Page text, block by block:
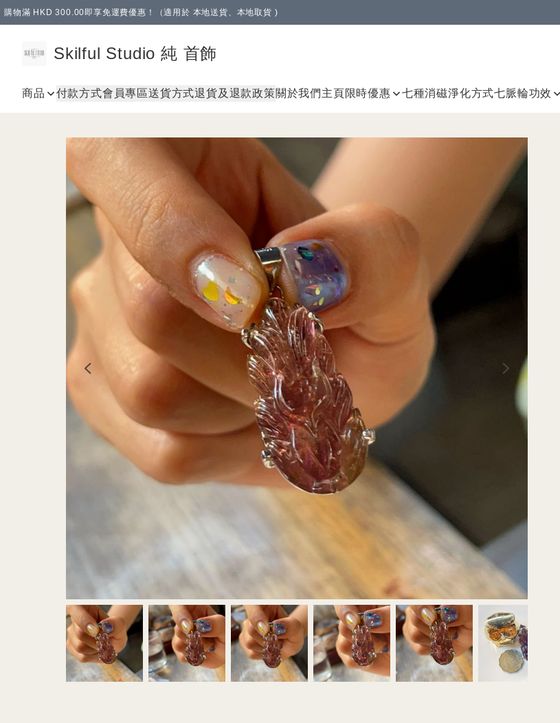
購物滿 HKD 300.00即享免運費優惠！（適用於 本地送貨、本地取貨 )
Skilful Studio 純 首飾
商品 付款方式會員專區送貨方式退貨及退款政策關於我們 主頁限時優惠 七種消磁淨化方式七脈輪功效